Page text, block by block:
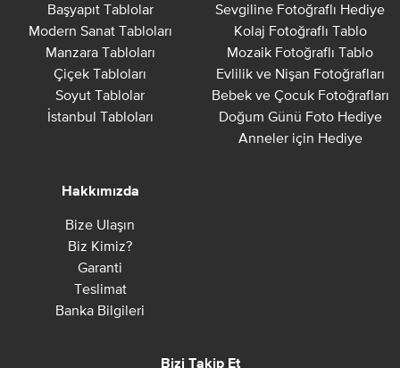
Başyapıt Tablolar
Modern Sanat Tabloları
Manzara Tabloları
Çiçek Tabloları
Soyut Tablolar
İstanbul Tabloları
Sevgiline Fotoğraflı Hediye
Kolaj Fotoğraflı Tablo
Mozaik Fotoğraflı Tablo
Evlilik ve Nişan Fotoğrafları
Bebek ve Çocuk Fotoğrafları
Doğum Günü Foto Hediye
Anneler için Hediye
Hakkımızda
Bize Ulaşın
Biz Kimiz?
Garanti
Teslimat
Banka Bilgileri
Bizi Takip Et